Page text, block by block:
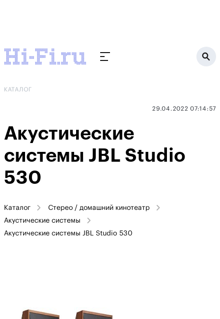
КАТАЛОГ
29.04.2022 07:14:57
Акустические
системы JBL Studio
530
Каталог
Стерео / домашний кинотеатр
Акустические системы
Акустические системы JBL Studio 530